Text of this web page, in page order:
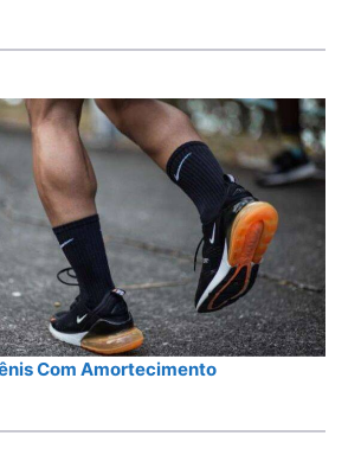
Com Amortecimento